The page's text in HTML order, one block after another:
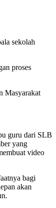
sekolah
proses
Masyarakat
guru dari SLB
yang
video
bagi
akan